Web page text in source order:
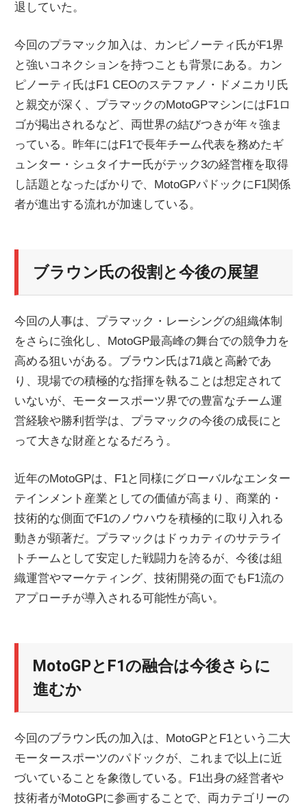
退していた。
今回のプラマック加入は、カンピノーティ氏がF1界
と強いコネクションを持つことも背景にある。カン
ピノーティ氏はF1 CEOのステファノ・ドメニカリ氏
と親交が深く、プラマックのMotoGPマシンにはF1ロ
ゴが掲出されるなど、両世界の結びつきが年々強ま
っている。昨年にはF1で長年チーム代表を務めたギ
ュンター・シュタイナー氏がテック3の経営権を取得
し話題となったばかりで、MotoGPパドックにF1関係
者が進出する流れが加速している。
ブラウン氏の役割と今後の展望
今回の人事は、プラマック・レーシングの組織体制
をさらに強化し、MotoGP最高峰の舞台での競争力を
高める狙いがある。ブラウン氏は71歳と高齢であ
り、現場での積極的な指揮を執ることは想定されて
いないが、モータースポーツ界での豊富なチーム運
営経験や勝利哲学は、プラマックの今後の成長にと
って大きな財産となるだろう。
近年のMotoGPは、F1と同様にグローバルなエンター
テインメント産業としての価値が高まり、商業的・
技術的な側面でF1のノウハウを積極的に取り入れる
動きが顕著だ。プラマックはドゥカティのサテライ
トチームとして安定した戦闘力を誇るが、今後は組
織運営やマーケティング、技術開発の面でもF1流の
アプローチが導入される可能性が高い。
MotoGPとF1の融合は今後さらに
進むか
今回のブラウン氏の加入は、MotoGPとF1という二大
モータースポーツのパドックが、これまで以上に近
づいていることを象徴している。F1出身の経営者や
技術者がMotoGPに参画することで、両カテゴリーの